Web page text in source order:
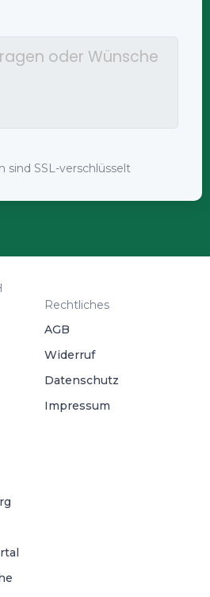
sind SSL-verschlüsselt
Rechtliches
AGB
Widerruf
Datenschutz
Impressum